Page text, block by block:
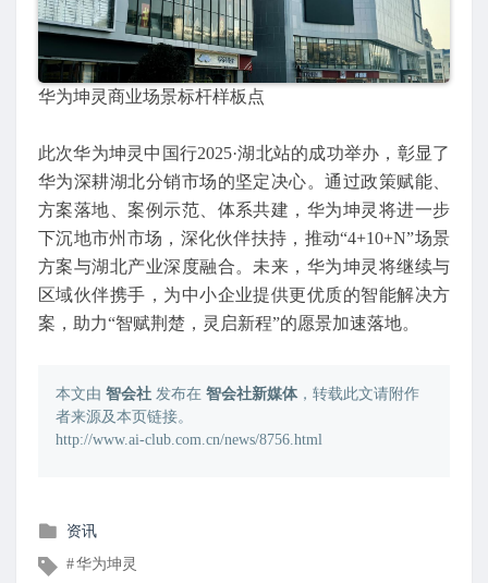
华为坤灵商业场景标杆样板点
此次华为坤灵中国行2025·湖北站的成功举办，彰显了
华为深耕湖北分销市场的坚定决心。通过政策赋能、
方案落地、案例示范、体系共建，华为坤灵将进一步
下沉地市州市场，深化伙伴扶持，推动“4+10+N”场景
方案与湖北产业深度融合。未来，华为坤灵将继续与
区域伙伴携手，为中小企业提供更优质的智能解决方
案，助力“智赋荆楚，灵启新程”的愿景加速落地。
本文由 智会社 发布在 智会社新媒体，转载此文请附作
者来源及本页链接。
http://www.ai-club.com.cn/news/8756.html
发
在
资讯
文华为坤灵